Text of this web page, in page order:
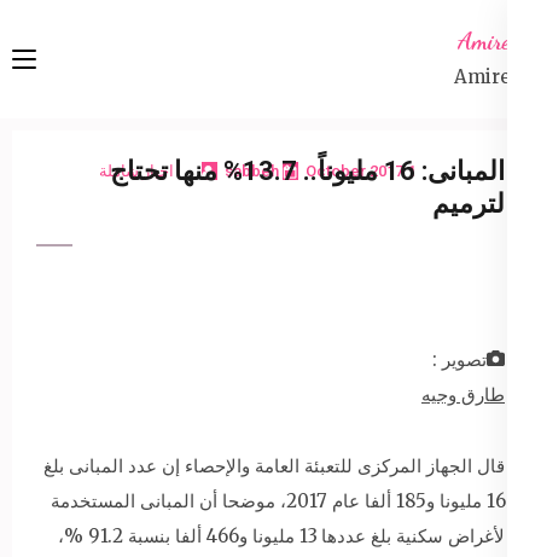
content
Enter)
Amireta
Amireta
1 October 2017
sabbeh اخبار شاملة
المبانى: 16 مليوناً.. 13.7% منها تحتاج
لترميم
تصوير :
طارق وجيه
قال الجهاز المركزى للتعبئة العامة والإحصاء إن عدد المبانى بلغ
16 مليونا و185 ألفا عام 2017، موضحا أن المبانى المستخدمة
لأغراض سكنية بلغ عددها 13 مليونا و466 ألفا بنسبة 91.2 %،